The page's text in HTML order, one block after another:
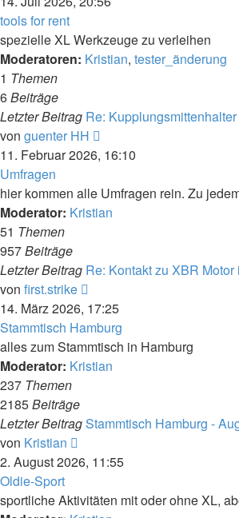
tools for rent
spezielle XL Werkzeuge zu verleihen
Moderatoren: Kristian, tester_änderung
1 Themen
6Beiträge
Letzter Beitrag Re:
von guenter HH
Beitrag
11. Februar 2026, 16:10
Umfragen
hier kommen alle Umfragen rein. Zu
Moderator: Kristian
51 Themen
957Beiträge
Letzter Beitrag Re: Kontakt zu XBR
von first.strike
Beitrag
14. März 2026, 17:25
Stammtisch Hamburg
alles zum Stammtisch in Hamburg
Moderator: Kristian
237 Themen
2185Beiträge
Letzter BeitragStammtisch Hamburg -
von Kristian
Beitrag
2. August 2026, 11:55
Oldie-Sport
sportliche Aktivitäten mit oder ohne XL,